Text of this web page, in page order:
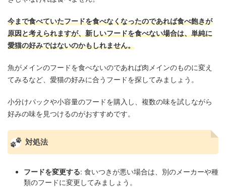
今まで食べていたフードを食べなくなったのであれば食べ飽きが
原因と考えられますが、新しいフードを食べない場合は、単純に
愛猫の好みではないのかもしれません。
魚がメインのフードを食べないのであれば肉メインのものに変え
てみるなど、愛猫の好みに合うフードを探してみましょう。
小分けパックや小容量のフードを購入し、複数の味を試しながら
好みの味を見つけるのがおすすめです。
対処法
フードを変更する: 食いつきが悪い場合は、別のメーカーや種
類のフードに変更してみましょう。